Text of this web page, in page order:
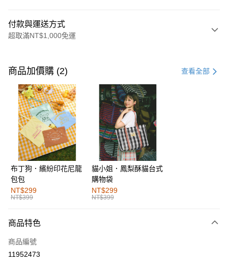
付款與運送方式
超取滿NT$1,000免運
信用卡一次付款
購物金
超商取貨付款
LINE Pay
街口支付
運送方式
全家取貨付款
每筆NT$60，滿NT$1,000(含以上)免運費
付款後全家取貨
萊爾富取貨付款
商品加價購 (2) 查看全部
布丁狗．繽紛印花尼龍
包包
NT$299
NT$399
貓小姐．鳳梨酥貓台式
購物袋
NT$299
NT$399
商品特色
商品編號
11952473